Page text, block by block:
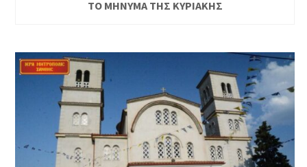
ΤΟ ΜΗΝΥΜΑ ΤΗΣ ΚΥΡΙΑΚΗΣ